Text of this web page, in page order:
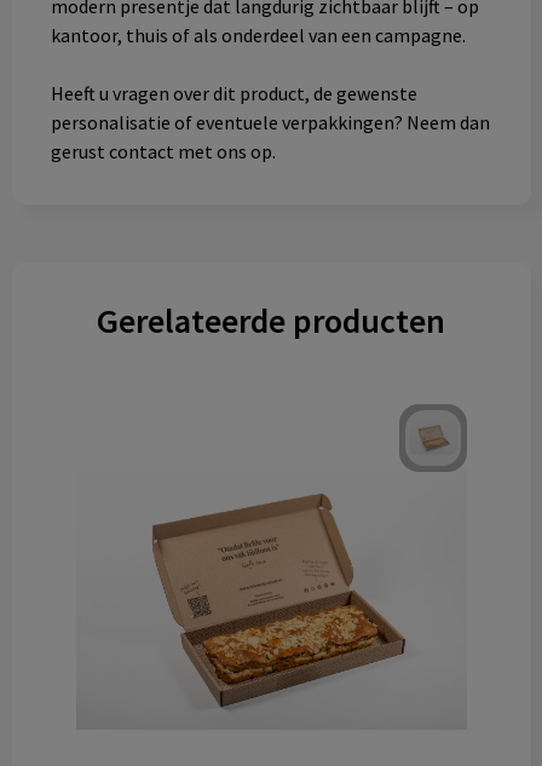
modern presentje dat langdurig zichtbaar blijft – op
kantoor, thuis of als onderdeel van een campagne.
Heeft u vragen over dit product, de gewenste
personalisatie of eventuele verpakkingen? Neem dan
gerust contact met ons op.
Gerelateerde producten